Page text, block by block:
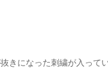
きになった刺繍が入って